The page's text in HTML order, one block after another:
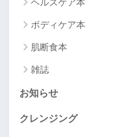
ヘルスケア本
ボディケア本
肌断食本
雑誌
お知らせ
クレンジング